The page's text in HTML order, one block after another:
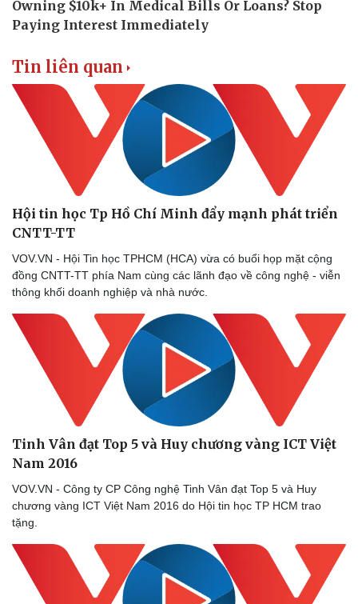
Thể thao
Lịch thi đấu bóng đá
Thế giới thể thao
eSports
Ô tô - Xe máy
Ô tô
Xe máy
Tư vấn
Tin liên quan
Hội tin học Tp Hồ Chí Minh đẩy mạnh phát triển
CNTT-TT
VOV.VN - Hội Tin học TPHCM (HCA) vừa có buổi họp mặt cộng
đồng CNTT-TT phía Nam cùng các lãnh đạo về công nghệ - viễn
thông khối doanh nghiệp và nhà nước.
Tinh Vân đạt Top 5 và Huy chương vàng ICT Việt
Nam 2016
VOV.VN - Công ty CP Công nghệ Tinh Vân đạt Top 5 và Huy
chương vàng ICT Việt Nam 2016 do Hội tin học TP HCM trao
tặng.